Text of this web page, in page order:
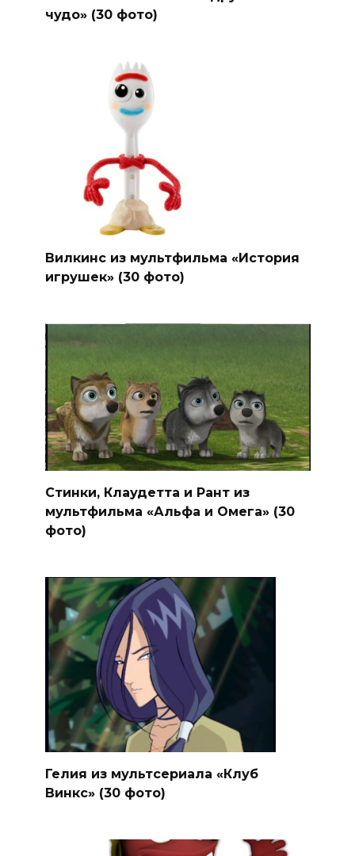
чудо» (30 фото)
Вилкинс из мультфильма «История
игрушек» (30 фото)
Стинки, Клаудетта и Рант из
мультфильма «Альфа и Омега» (30
фото)
Гелия из мультсериала «Клуб
Винкс» (30 фото)